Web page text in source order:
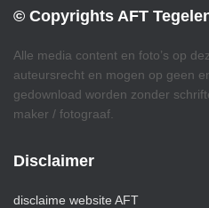
© Copyrights AFT
Alle media content en foto’s op
auteursrecht en mogen op geen
gedownload worden zonder
maker / fotograaf.
Disclaimer
disclaime website AFT